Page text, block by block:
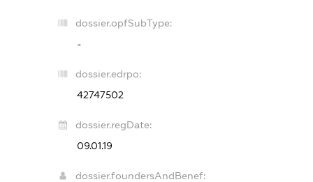
dossier.opfSubType:
-
dossier.edrpo:
42747502
dossier.regDate:
09.01.19
dossier.foundersAndBenef: